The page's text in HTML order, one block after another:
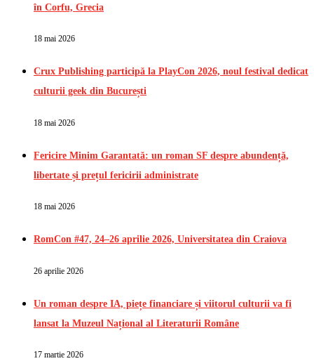
în Corfu, Grecia
18 mai 2026
Crux Publishing participă la PlayCon 2026, noul festival dedicat
culturii geek din București
18 mai 2026
Fericire Minim Garantată: un roman SF despre abundență,
libertate și prețul fericirii administrate
18 mai 2026
RomCon #47, 24–26 aprilie 2026, Universitatea din Craiova
26 aprilie 2026
Un roman despre IA, piețe financiare și viitorul culturii va fi
lansat la Muzeul Național al Literaturii Române
17 martie 2026